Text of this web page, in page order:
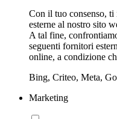
Con il tuo consenso,
esterne al nostro sito
A tal fine,
seguenti fornitori
online, a condizione
Bing, Criteo, Meta,
Marketing